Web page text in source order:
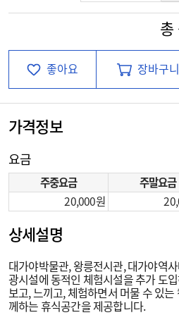
총
좋아요 장바구니
가격정보
요금
주중요금 주말요금
20,000
상세설명
대가야박물관, 왕릉전시관, 대가야역
광시설에 동적인 체험시설을 추가 도
보고, 느끼고, 체험하면서 머물 수 있
께하는 휴식공간을 제공합니다.